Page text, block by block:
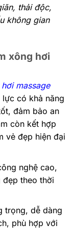
thải độc,
không gian
xông hơi
massage
có khả năng
đảm bảo an
còn kết hợp
vẻ đẹp hiện đại
nghệ cao,
đẹp theo thời
trọng, dễ dàng
phù hợp với